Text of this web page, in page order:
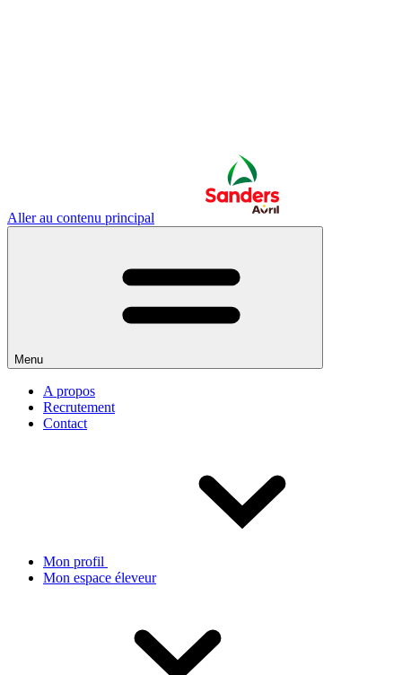
Aller au contenu principal
Menu
A propos
Recrutement
Contact
Mon profil
Mon espace éleveur